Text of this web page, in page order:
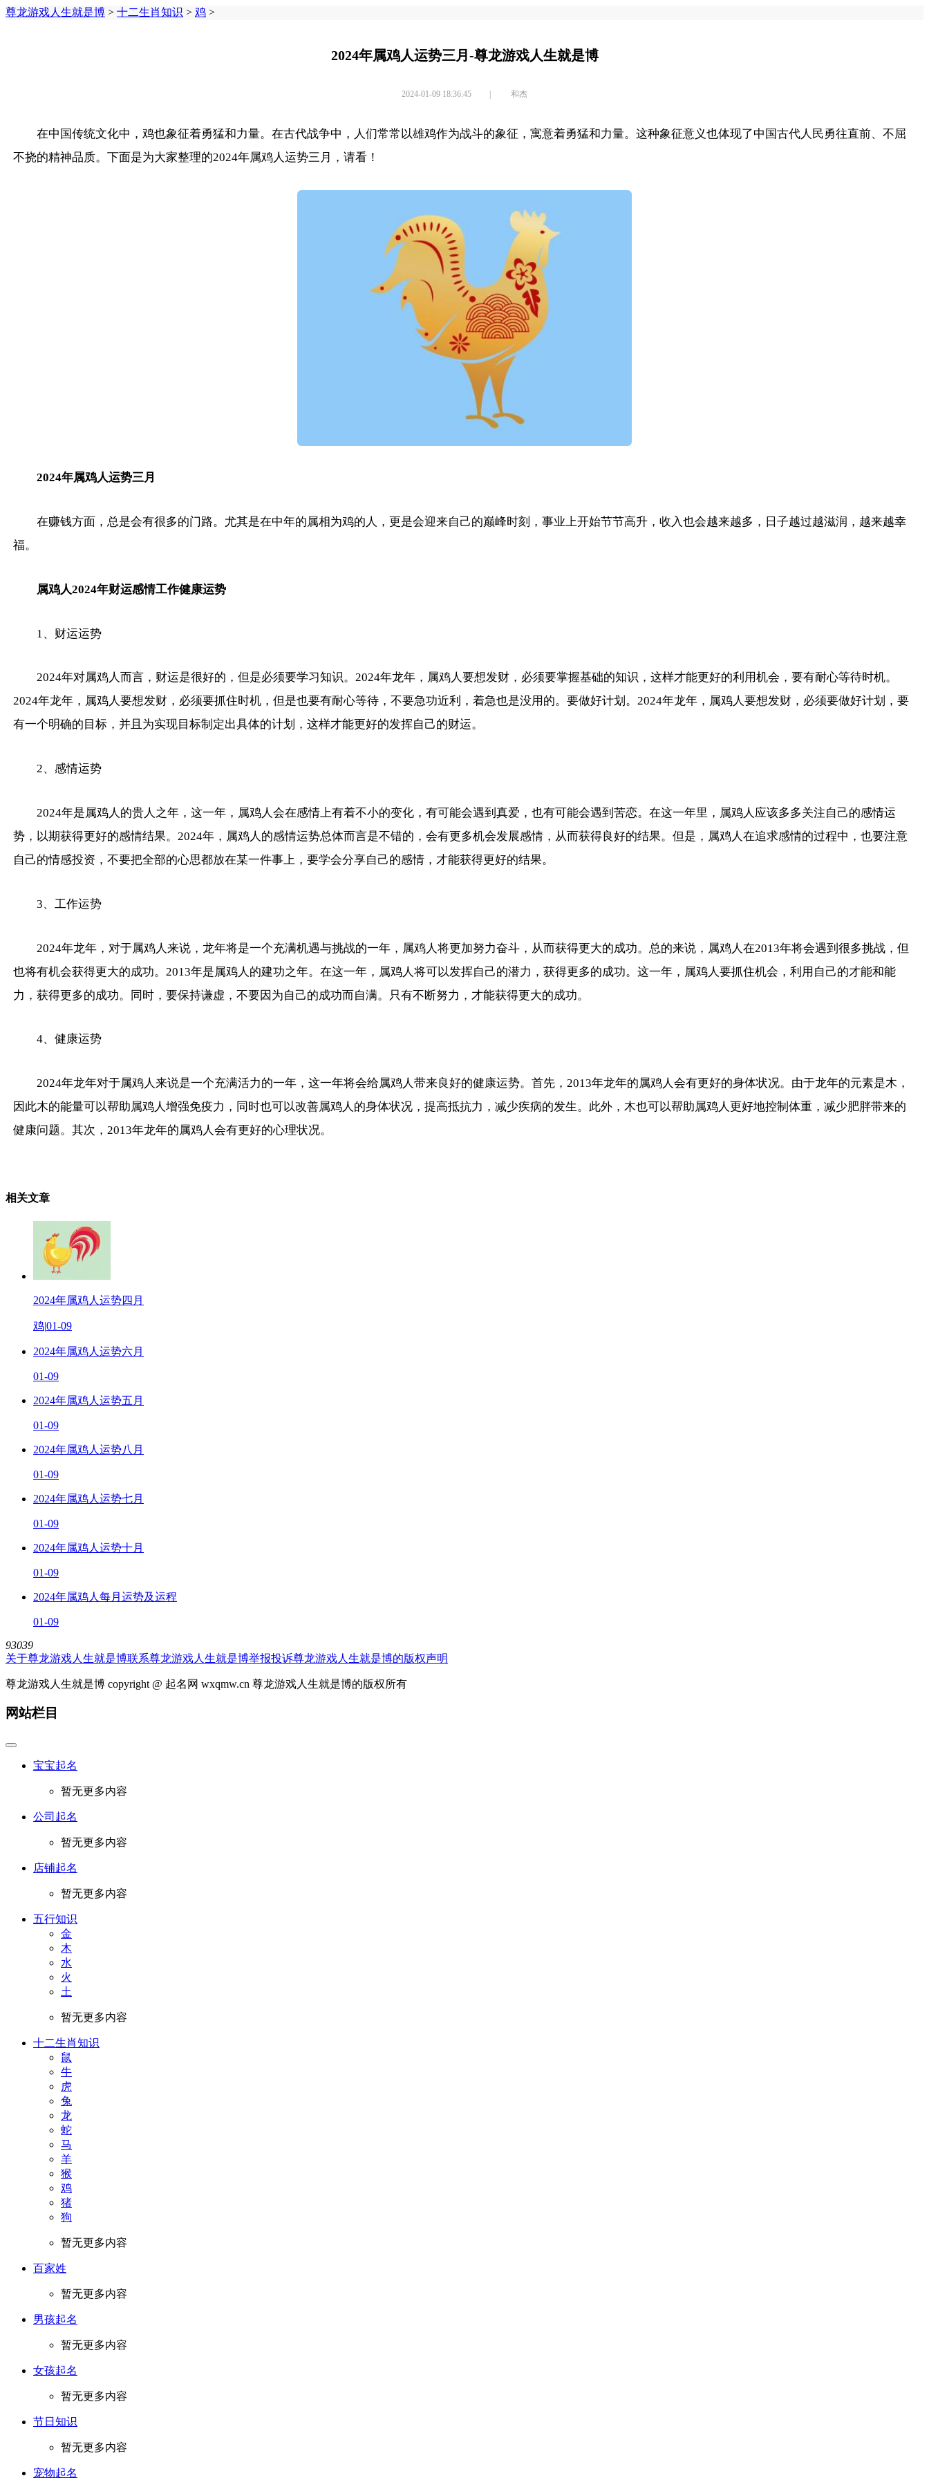
尊龙游戏人生就是博 > 十二生肖知识 > 鸡 >
2024年属鸡人运势三月-尊龙游戏人生就是博
2024-01-09 18:36:45 | 和杰
在中国传统文化中，鸡也象征着勇猛和力量。在古代战争中，人们常常以雄鸡作为战斗的象征，寓意着勇猛和力量。这种象征意义也体现了中国古代人民勇往直前、不屈
不挠的精神品质。下面是为大家整理的2024年属鸡人运势三月，请看！
2024年属鸡人运势三月
在赚钱方面，总是会有很多的门路。尤其是在中年的属相为鸡的人，更是会迎来自己的巅峰时刻，事业上开始节节高升，收入也会越来越多，日子越过越滋润，越来越幸
福。
属鸡人2024年财运感情工作健康运势
1、财运运势
2024年对属鸡人而言，财运是很好的，但是必须要学习知识。2024年龙年，属鸡人要想发财，必须要掌握基础的知识，这样才能更好的利用机会，要有耐心等待时机。
2024年龙年，属鸡人要想发财，必须要抓住时机，但是也要有耐心等待，不要急功近利，着急也是没用的。要做好计划。2024年龙年，属鸡人要想发财，必须要做好计划，要
有一个明确的目标，并且为实现目标制定出具体的计划，这样才能更好的发挥自己的财运。
2、感情运势
2024年是属鸡人的贵人之年，这一年，属鸡人会在感情上有着不小的变化，有可能会遇到真爱，也有可能会遇到苦恋。在这一年里，属鸡人应该多多关注自己的感情运
势，以期获得更好的感情结果。2024年，属鸡人的感情运势总体而言是不错的，会有更多机会发展感情，从而获得良好的结果。但是，属鸡人在追求感情的过程中，也要注意
自己的情感投资，不要把全部的心思都放在某一件事上，要学会分享自己的感情，才能获得更好的结果。
3、工作运势
2024年龙年，对于属鸡人来说，龙年将是一个充满机遇与挑战的一年，属鸡人将更加努力奋斗，从而获得更大的成功。总的来说，属鸡人在2013年将会遇到很多挑战，但
也将有机会获得更大的成功。2013年是属鸡人的建功之年。在这一年，属鸡人将可以发挥自己的潜力，获得更多的成功。这一年，属鸡人要抓住机会，利用自己的才能和能
力，获得更多的成功。同时，要保持谦虚，不要因为自己的成功而自满。只有不断努力，才能获得更大的成功。
4、健康运势
2024年龙年对于属鸡人来说是一个充满活力的一年，这一年将会给属鸡人带来良好的健康运势。首先，2013年龙年的属鸡人会有更好的身体状况。由于龙年的元素是木，
因此木的能量可以帮助属鸡人增强免疫力，同时也可以改善属鸡人的身体状况，提高抵抗力，减少疾病的发生。此外，木也可以帮助属鸡人更好地控制体重，减少肥胖带来的
健康问题。其次，2013年龙年的属鸡人会有更好的心理状况。
相关文章
2024年属鸡人运势四月
鸡|01-09
2024年属鸡人运势六月
01-09
2024年属鸡人运势五月
01-09
2024年属鸡人运势八月
01-09
2024年属鸡人运势七月
01-09
2024年属鸡人运势十月
01-09
2024年属鸡人每月运势及运程
01-09
93039
关于尊龙游戏人生就是博联系尊龙游戏人生就是博举报投诉尊龙游戏人生就是博的版权声明
尊龙游戏人生就是博 copyright @ 起名网 wxqmw.cn 尊龙游戏人生就是博的版权所有
网站栏目
宝宝起名
暂无更多内容
公司起名
暂无更多内容
店铺起名
暂无更多内容
五行知识
金
木
水
火
土
暂无更多内容
十二生肖知识
鼠
牛
虎
兔
龙
蛇
马
羊
猴
鸡
猪
狗
暂无更多内容
百家姓
暂无更多内容
男孩起名
暂无更多内容
女孩起名
暂无更多内容
节日知识
暂无更多内容
宠物起名